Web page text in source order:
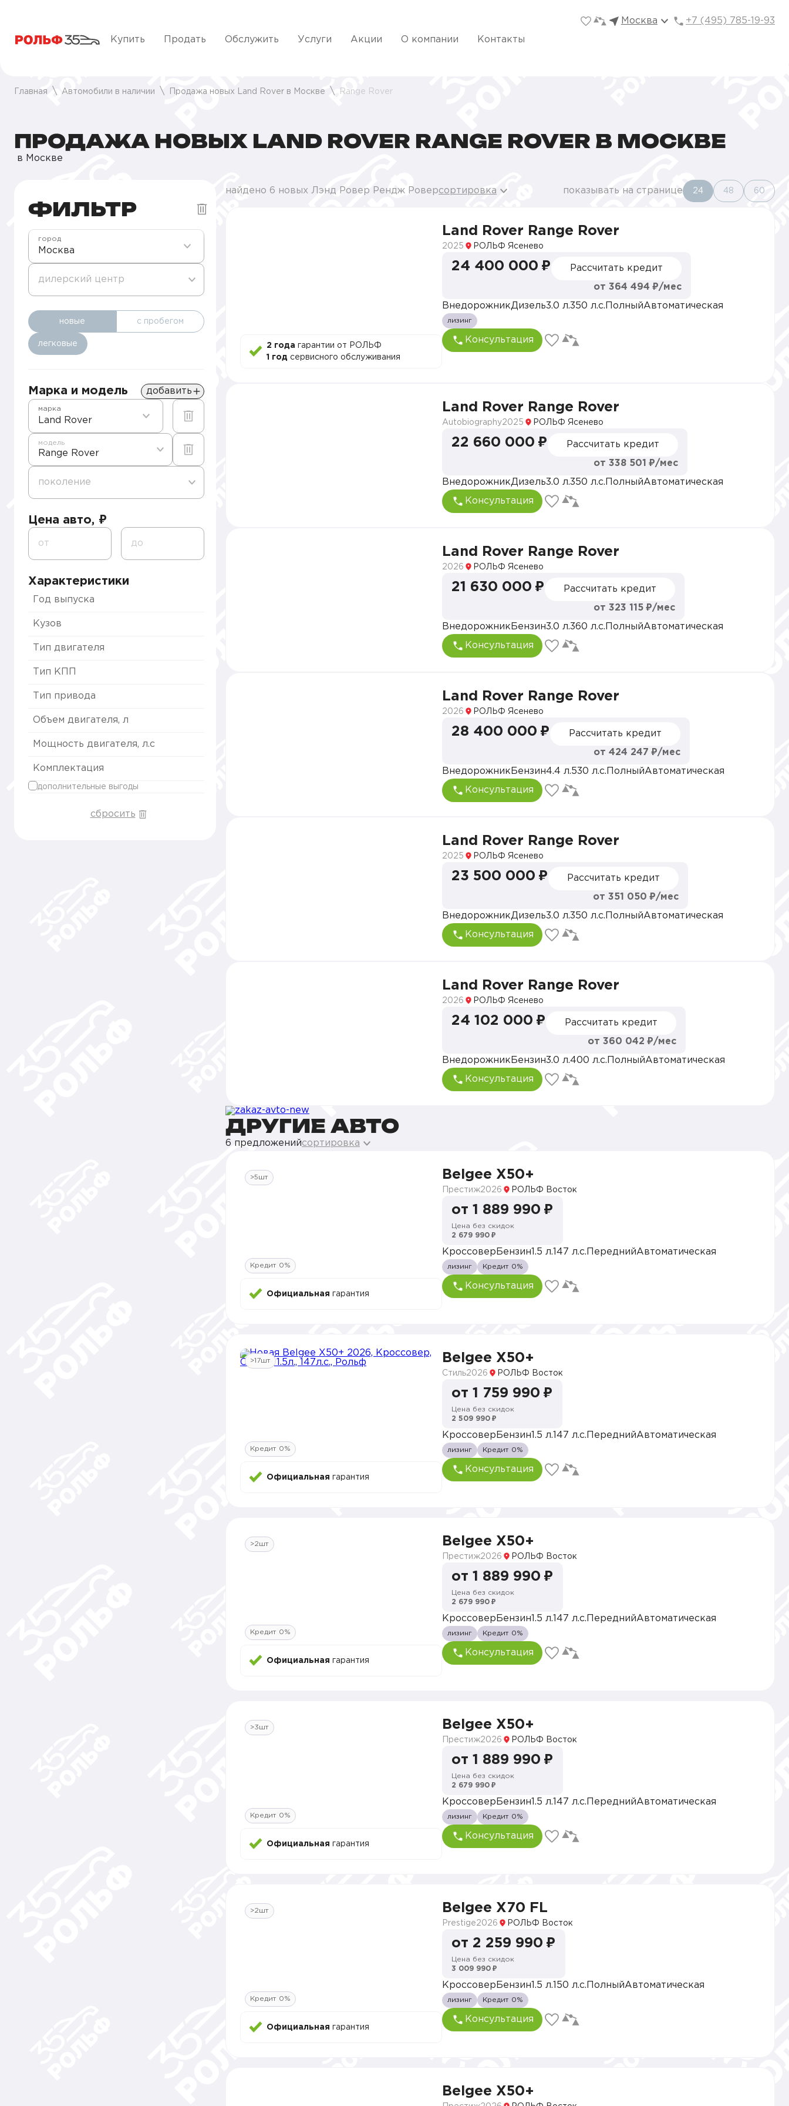
Москва +7 (495) 785-19-93
Купить Продать Обслужить Услуги Акции О компании Контакты
Главная Автомобили в наличии Продажа новых Land Rover в Москве Range Rover
ПРОДАЖА НОВЫХ LAND ROVER RANGE ROVER В МОСКВЕ
в Москве
ФИЛЬТР
Москва
город
дилерский центр
новые с пробегом
легковые
Марка и модель добавить
Land Rover
марка
Range Rover
модель
поколение
Цена авто, ₽
от до
Характеристики
Год выпуска
Кузов
Тип двигателя
Тип КПП
Тип привода
Объем двигателя, л
Мощность двигателя, л.с
Комплектация
дополнительные выгоды
сбросить
найдено 6 новых Лэнд Ровер Рендж Роверсортировка показывать на странице 24 48 60
2 года гарантии от РОЛЬФ
1 год сервисного обслуживания
Land Rover Range Rover
2025 РОЛЬФ Ясенево
24 400 000 ₽ Рассчитать кредит
от 364 494 ₽/мес
ВнедорожникДизель3.0 л.350 л.с. ПолныйАвтоматическая
лизинг
Консультация
Land Rover Range Rover
Autobiography2025 РОЛЬФ Ясенево
22 660 000 ₽ Рассчитать кредит
от 338 501 ₽/мес
ВнедорожникДизель3.0 л.350 л.с. ПолныйАвтоматическая
Консультация
Land Rover Range Rover
2026 РОЛЬФ Ясенево
21 630 000 ₽ Рассчитать кредит
от 323 115 ₽/мес
Внедорожник Бензин3.0 л.360 л.с. ПолныйАвтоматическая
Консультация
Land Rover Range Rover
2026 РОЛЬФ Ясенево
28 400 000 ₽ Рассчитать кредит
от 424 247 ₽/мес
Внедорожник Бензин4.4 л.530 л.с. ПолныйАвтоматическая
Консультация
Land Rover Range Rover
2025 РОЛЬФ Ясенево
23 500 000 ₽ Рассчитать кредит
от 351 050 ₽/мес
ВнедорожникДизель3.0 л.350 л.с. ПолныйАвтоматическая
Консультация
Land Rover Range Rover
2026 РОЛЬФ Ясенево
24 102 000 ₽ Рассчитать кредит
от 360 042 ₽/мес
Внедорожник Бензин3.0 л.400 л.с. ПолныйАвтоматическая
Консультация
ДРУГИЕ АВТО
6 предложенийсортировка
>5шт
Кредит 0%
Официальная гарантия
Belgee X50+
Престиж2026 РОЛЬФ Восток
от 1 889 990 ₽
Цена без скидок
2 679 990 ₽
Кроссовер Бензин 1.5 л. 147 л.с. ПереднийАвтоматическая
лизинг Кредит 0%
Консультация
>17шт
Кредит 0%
Официальная гарантия
Belgee X50+
Стиль2026 РОЛЬФ Восток
от 1 759 990 ₽
Цена без скидок
2 509 990 ₽
Кроссовер Бензин 1.5 л. 147 л.с. ПереднийАвтоматическая
лизинг Кредит 0%
Консультация
>2шт
Кредит 0%
Официальная гарантия
Belgee X50+
Престиж2026 РОЛЬФ Восток
от 1 889 990 ₽
Цена без скидок
2 679 990 ₽
Кроссовер Бензин 1.5 л. 147 л.с. ПереднийАвтоматическая
лизинг Кредит 0%
Консультация
>3шт
Кредит 0%
Официальная гарантия
Belgee X50+
Престиж2026 РОЛЬФ Восток
от 1 889 990 ₽
Цена без скидок
2 679 990 ₽
Кроссовер Бензин 1.5 л. 147 л.с. ПереднийАвтоматическая
лизинг Кредит 0%
Консультация
>2шт
Кредит 0%
Официальная гарантия
Belgee X70 FL
Prestige2026 РОЛЬФ Восток
от 2 259 990 ₽
Цена без скидок
3 009 990 ₽
Кроссовер Бензин 1.5 л. 150 л.с. ПолныйАвтоматическая
лизинг Кредит 0%
Консультация
Belgee X50+